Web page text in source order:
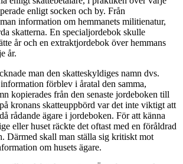
enligt socken och by. Från
information om hemmanets militienatur,
skatterna. En specialjordebok skulle
år och en extraktjordebok över hemmans
år.
man den skatteskyldiges namn dvs.
förblev i åratal den samma,
kopierades från den senaste jordeboken till
kronans skatteuppbörd var det inte viktigt att
rådande ägare i jordeboken. För att känna
eller huset räckte det oftast med en föråldrad
Därmed skall man ställa sig kritiskt mot
om husets ägare.